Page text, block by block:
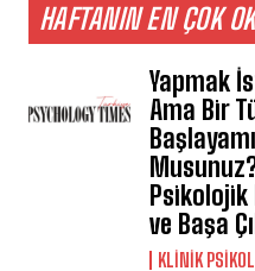
HAFTANIN EN ÇOK
Yapmak
Ama Bir
ve Başa
KLINIK